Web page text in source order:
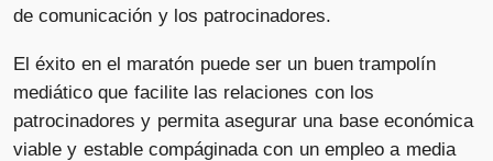
de comunicación y los patrocinadores.
El éxito en el maratón puede ser un buen trampolín
mediático que facilite las relaciones con los
patrocinadores y permita asegurar una base económica
viable y estable compáginada con un empleo a media